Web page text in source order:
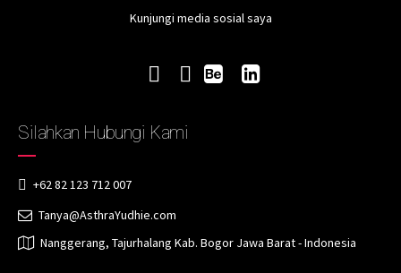
Kunjungi media sosial saya
Silahkan Hubungi Kami
+62 82 123 712 007
Tanya@AsthraYudhie.com
Nanggerang, Tajurhalang Kab. Bogor Jawa Barat - Indonesia